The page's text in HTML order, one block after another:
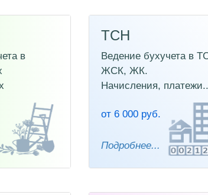
в
ТСН
Ведение бухучета в
ЖСК, ЖК.
Начисления,
от 6 000 руб.
Подробнее...